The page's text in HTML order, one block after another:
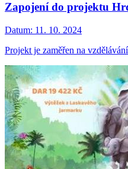
Zapojení do projektu
Datum: 11. 10. 2024
Projekt je zaměřen na